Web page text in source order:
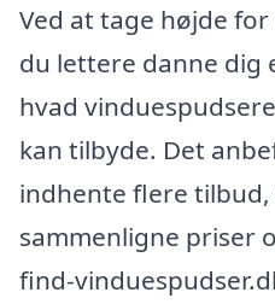
Ved at tage højde
du lettere danne dig
hvad
kan tilbyde. Det
indhente flere tilbud,
sammenligne priser
find-